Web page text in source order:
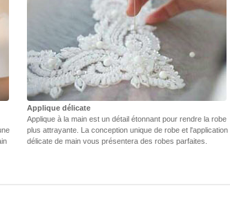
Applique délicate
Applique à la main est un détail étonnant pour rendre la robe
plus attrayante. La conception unique de robe et l'application
délicate de main vous présentera des robes parfaites.